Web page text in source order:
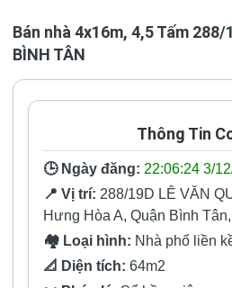
Bán nhà 4x16m, 4,5 Tấm 288/
BÌNH TÂN
Thông Tin
🕒 Ngày đăng: 22:06:24 3/
📍 Vị trí: 288/19D LÊ VĂN
Hưng Hòa A, Quận Bình
🏘️ Loại hình: Nhà phố liền
📐 Diện tích: 64m2